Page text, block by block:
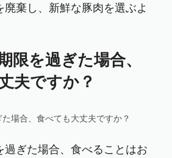
廃棄し、新鮮な豚肉を選ぶよ
限を過ぎた場合、
夫ですか？
場合、食べても大丈夫ですか？
過ぎた場合、食べることはお